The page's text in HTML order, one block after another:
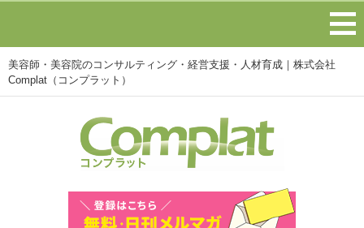
美容師・美容院のコンサルティング・経営支援・人材育成｜株式会社
Complat（コンプラット）